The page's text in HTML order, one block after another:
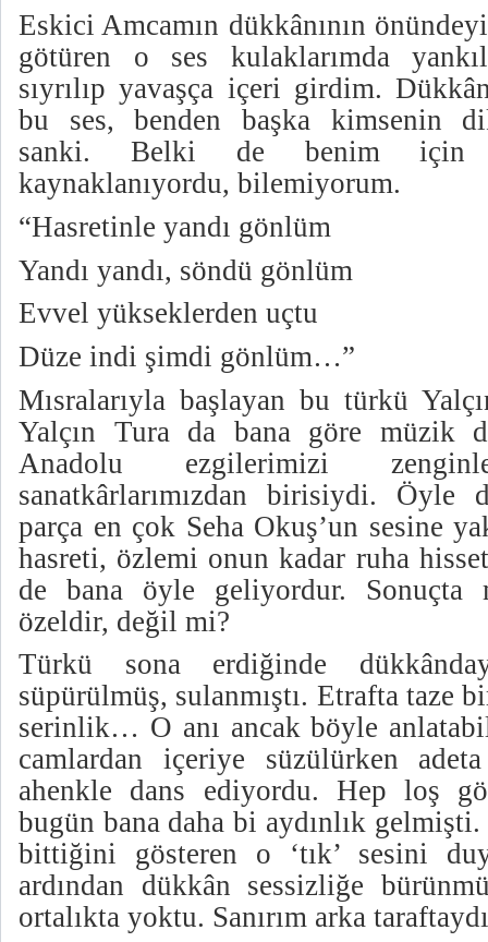
Eskici Amcamın dükkânının
götüren o ses kulaklarımda
sıyrılıp yavaşça içeri girdim.
bu ses, benden başka kimsenin
sanki. Belki de benim için
kaynaklanıyordu, bilemiyorum.
“Hasretinle yandı gönlüm
Yandı yandı, söndü gönlüm
Evvel yükseklerden uçtu
Düze indi şimdi gönlüm…”
Mısralarıyla başlayan bu türkü
Yalçın Tura da bana göre müzik
Anadolu ezgilerimizi
sanatkârlarımızdan birisiydi. Öyle
parça en çok Seha Okuş’un sesine
hasreti, özlemi onun kadar ruha
de bana öyle geliyordur.
özeldir, değil mi?
Türkü sona erdiğinde
süpürülmüş, sulanmıştı. Etrafta taze
serinlik… O anı ancak böyle
camlardan içeriye süzülürken
ahenkle dans ediyordu. Hep loş
bugün bana daha bi aydınlık gelmişti.
bittiğini gösteren o ‘tık’ sesini
ardından dükkân sessizliğe
ortalıkta yoktu. Sanırım arka